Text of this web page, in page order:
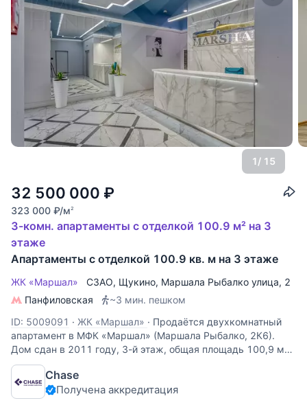
1/ 15
32 500 000 ₽
323 000 ₽/м2
3-комн. апартаменты с отделкой 100.9 м² на 3
этаже
Апартаменты с отделкой 100.9 кв. м на 3 этаже
ЖК «Маршал» СЗАО, Щукино, Маршала Рыбалко улица, 2
Панфиловская
~3 мин. пешком
ID: 5009091 · ЖК «Маршал» · Продаётся двухкомнатный
апартамент в МФК «Маршал» (Маршала Рыбалко, 2К6).
Дом сдан в 2011 году, 3-й этаж, общая площадь 100,9 м²,
чистовая отделка. Подходит под офис (можно разместить
кабинеты и переговорную) или под жильё с просторной
гостиной и
Chase
Получена аккредитация